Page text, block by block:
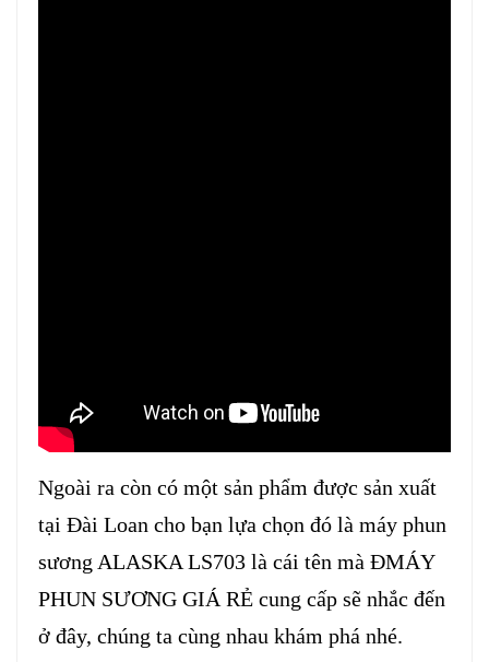
Ngoài ra còn có một sản phẩm được sản xuất
tại Đài Loan cho bạn lựa chọn đó là máy phun
sương ALASKA LS703 là cái tên mà ĐMÁY
PHUN SƯƠNG GIÁ RẺ cung cấp sẽ nhắc đến
ở đây, chúng ta cùng nhau khám phá nhé.